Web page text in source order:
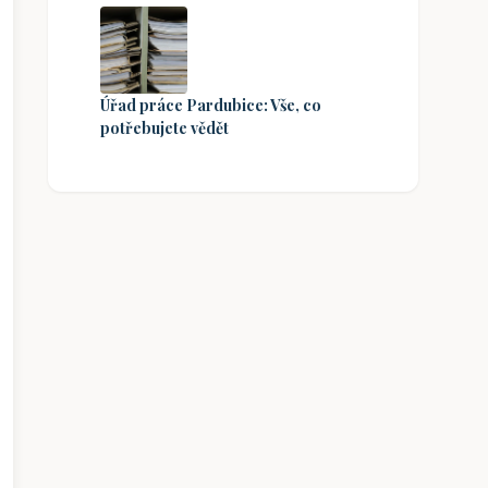
Úřad práce Pardubice: Vše, co
potřebujete vědět